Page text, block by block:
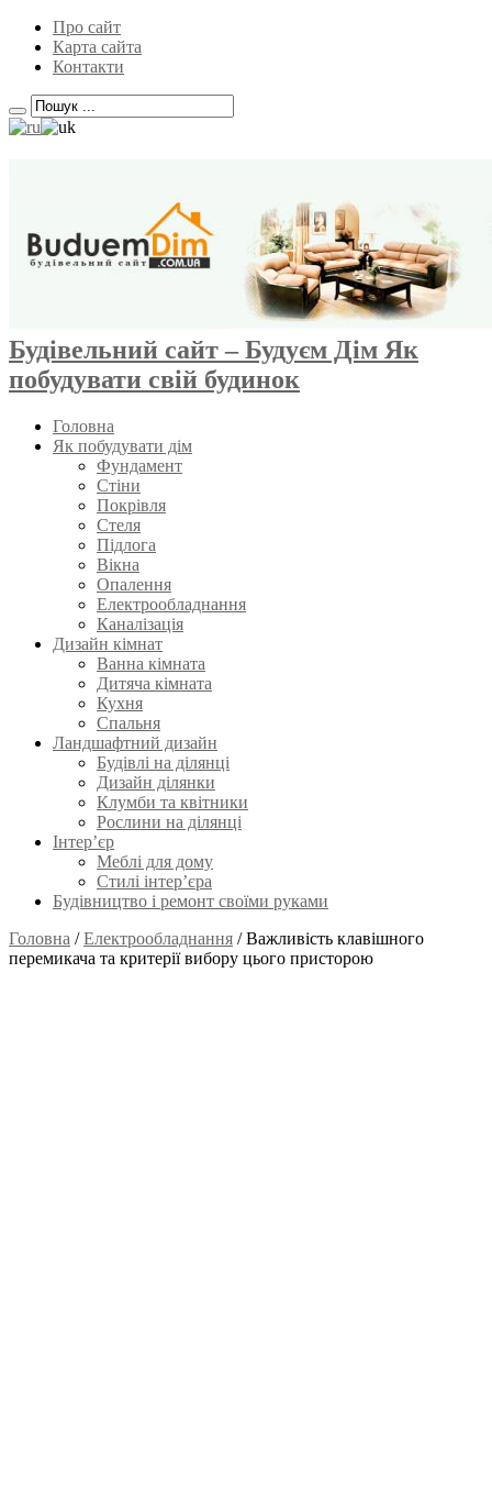
Про сайт
Карта сайта
Контакти
Будівельний сайт – Будуєм Дім Як
побудувати свій будинок
Головна
Як побудувати дім
Фундамент
Стіни
Покрівля
Стеля
Підлога
Вікна
Опалення
Електрообладнання
Каналізація
Дизайн кімнат
Ванна кімната
Дитяча кімната
Кухня
Спальня
Ландшафтний дизайн
Будівлі на ділянці
Дизайн ділянки
Клумби та квітники
Рослини на ділянці
Інтер’єр
Меблі для дому
Стилі інтер’єра
Будівництво і ремонт своїми руками
Головна /Електрообладнання /Важливість клавішного
перемикача та критерії вибору цього присторою